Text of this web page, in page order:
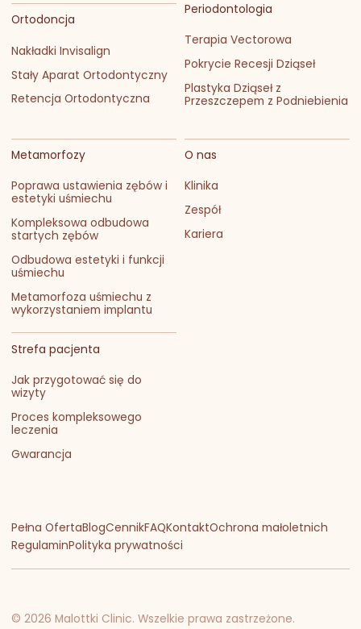
Ortodoncja
Nakładki Invisalign
Stały Aparat Ortodontyczny
Retencja Ortodontyczna
Periodontologia
Terapia Vectorowa
Pokrycie Recesji Dziąseł
Plastyka Dziąseł z
Przeszczepem z Podniebienia
Metamorfozy
Poprawa ustawienia zębów i
estetyki uśmiechu
Kompleksowa odbudowa
startych zębów
Odbudowa estetyki i funkcji
uśmiechu
Metamorfoza uśmiechu z
wykorzystaniem implantu
Strefa pacjenta
Jak przygotować się do
wizyty
Proces kompleksowego
leczenia
Gwarancja
O nas
Klinika
Zespół
Kariera
Pełna OfertaBlogCennikFAQKontaktOchrona małoletnich
RegulaminPolityka prywatności
© 2026 Malottki Clinic. Wszelkie prawa zastrzeżone.